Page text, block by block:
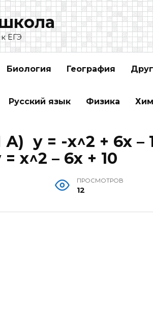
ЕГЭ
Биология География
Русский язык Физика
у = -х^2 + 6х –
х^2 – 6х + 10
ПРОСМОТРОВ
12